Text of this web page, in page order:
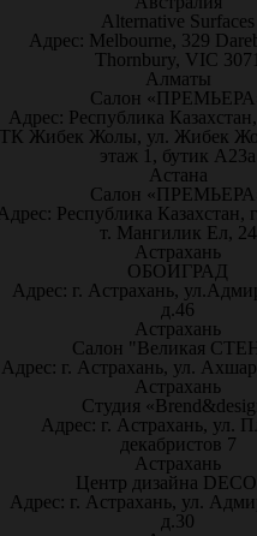
Alternative Surfaces
Адрес: Melbourne, 329
Thornbury, VIC 3071
Алматы
Салон
Адрес: Республика
Жибек Жолы, ул. Жибек
этаж 1, бутик А23а
Астана
Салон
Республика Казахстан,
т. Мангилик Ел, 24
Астрахань
ОБОИГРАД
Адрес: г. Астрахань,
д.46
Астрахань
Салон "Великая
Адрес: г. Астрахань, ул.
Астрахань
Студия
Адрес: г. Астрахань, ул.
декабристов 7
Астрахань
Центр дизайна
Адрес: г. Астрахань, ул.
д.30